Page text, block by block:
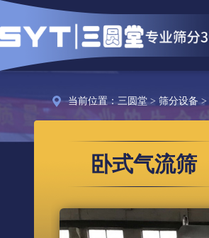
当前位置：三圆堂> 筛分设备 >
卧式气流筛